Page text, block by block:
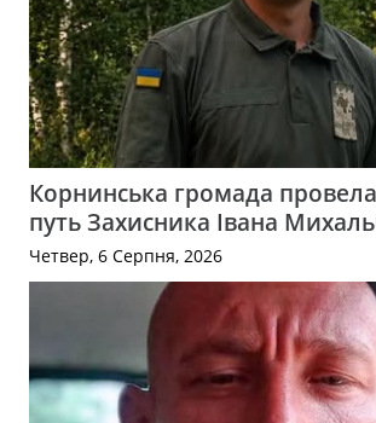
Корнинська громада
путь Захисника Івана
Четвер, 6 Серпня, 2026